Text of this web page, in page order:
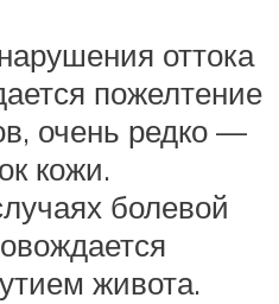
оттока
пожелтение
очень редко —
кожи.
болевой
живота.